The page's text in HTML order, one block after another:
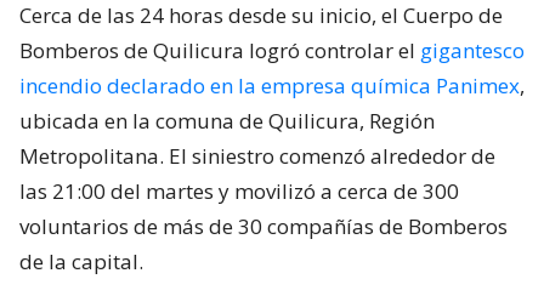
Cerca de las 24 horas desde su inicio, el Cuerpo de
Bomberos de Quilicura logró controlar el gigantesco
incendio declarado en la empresa química Panimex,
ubicada en la comuna de Quilicura, Región
Metropolitana. El siniestro comenzó alrededor de
las 21:00 del martes y movilizó a cerca de 300
voluntarios de más de 30 compañías de Bomberos
de la capital.